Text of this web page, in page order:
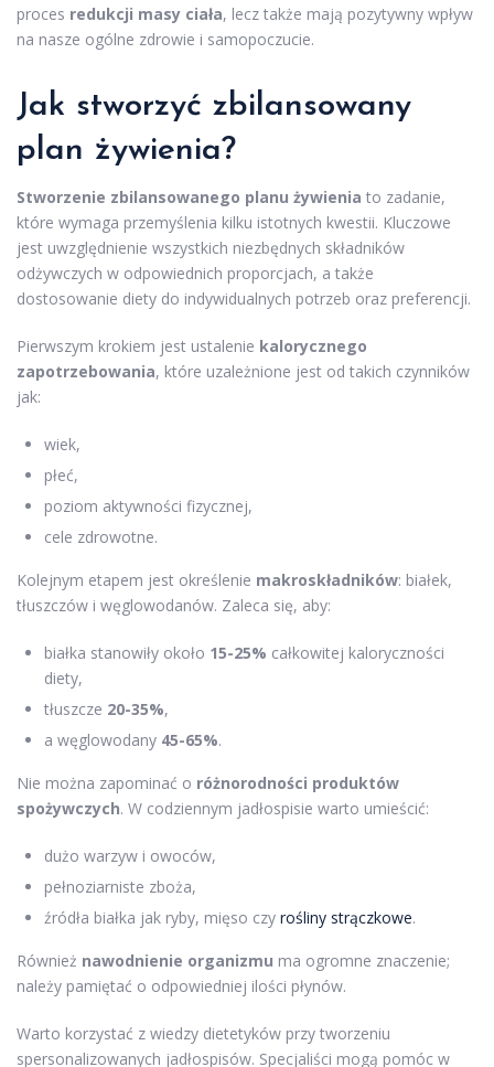
proces redukcji masy ciała, lecz także mają pozytywny wpływ
na nasze ogólne zdrowie i samopoczucie.
Jak stworzyć zbilansowany
plan żywienia?
Stworzenie zbilansowanego planu żywienia to zadanie,
które wymaga przemyślenia kilku istotnych kwestii. Kluczowe
jest uwzględnienie wszystkich niezbędnych składników
odżywczych w odpowiednich proporcjach, a także
dostosowanie diety do indywidualnych potrzeb oraz preferencji.
Pierwszym krokiem jest ustalenie kalorycznego
zapotrzebowania, które uzależnione jest od takich czynników
jak:
wiek,
płeć,
poziom aktywności fizycznej,
cele zdrowotne.
Kolejnym etapem jest określenie makroskładników: białek,
tłuszczów i węglowodanów. Zaleca się, aby:
białka stanowiły około 15-25% całkowitej kaloryczności
diety,
tłuszcze 20-35%,
a węglowodany 45-65%.
Nie można zapominać o różnorodności produktów
spożywczych. W codziennym jadłospisie warto umieścić:
dużo warzyw i owoców,
pełnoziarniste zboża,
źródła białka jak ryby, mięso czy rośliny strączkowe.
Również nawodnienie organizmu ma ogromne znaczenie;
należy pamiętać o odpowiedniej ilości płynów.
Warto korzystać z wiedzy dietetyków przy tworzeniu
spersonalizowanych jadłospisów. Specjaliści mogą pomóc w